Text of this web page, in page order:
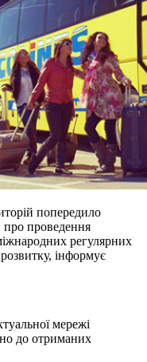
попередило
про проведення
регулярних
інформує
мережі
до отриманих